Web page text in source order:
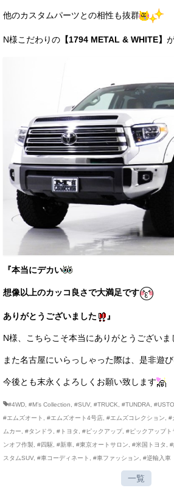
他のカスタムパーツとの相性も抜群
N様こだわりの 【1794 METAL & WHITE】
『本当にデカい
想像以上のカッコ良さで大満足です
ありがとうございました 』
N様、こちらこそ本当にありがとうございま
また名古屋にいらっしゃった際は、是非遊
今後とも末永くよろしくお願い致します
#4WD #M’s Collection #SUV, #TRUCK #TUNDRA
#エムズオート
#エムズオート4号店 #エムズコレクション #
ムカー
#タンドラ #トヨタ #ピックアップ, #ピックアップト
ンオフ作製
#四駆 #新車 #東京オートサロン #米国トヨタ #
スタムSUV, #車コーディネート #車ファッション #逆輸入車
一覧